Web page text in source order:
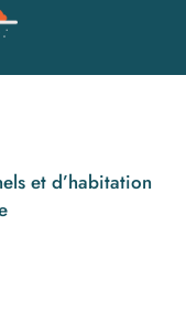
et d’habitation